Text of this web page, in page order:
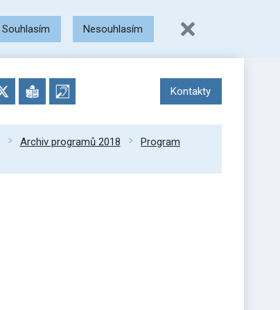
Souhlasím Nesouhlasím
Kontakty
Archiv programů 2018
Program